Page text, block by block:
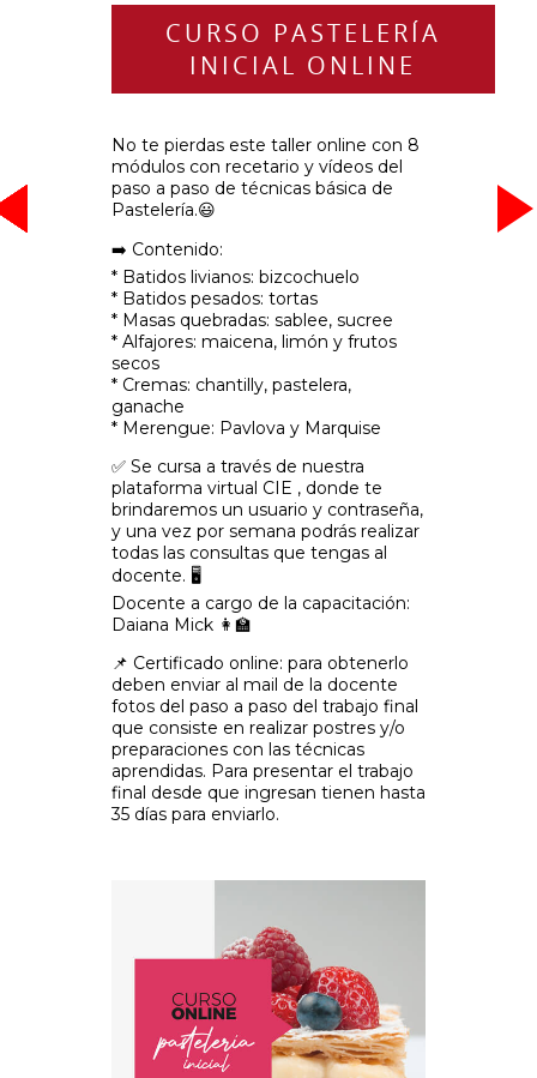
CURSO PASTELERÍA
INICIAL ONLINE
No te pierdas este taller online con 8
módulos con recetario y vídeos del
paso a paso de técnicas básica de
Pastelería.😃
➡️ Contenido:
* Batidos livianos: bizcochuelo
* Batidos pesados: tortas
* Masas quebradas: sablee, sucree
* Alfajores: maicena, limón y frutos
secos
* Cremas: chantilly, pastelera,
ganache
* Merengue: Pavlova y Marquise
✅ Se cursa a través de nuestra
plataforma virtual CIE , donde te
brindaremos un usuario y contraseña,
y una vez por semana podrás realizar
todas las consultas que tengas al
docente. 🖥️
Docente a cargo de la capacitación:
Daiana Mick 👩‍🏫
📌 Certificado online: para obtenerlo
deben enviar al mail de la docente
fotos del paso a paso del trabajo final
que consiste en realizar postres y/o
preparaciones con las técnicas
aprendidas. Para presentar el trabajo
final desde que ingresan tienen hasta
35 días para enviarlo.